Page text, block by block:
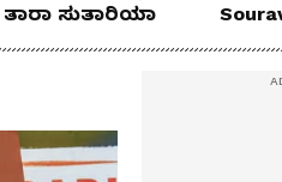
ಸುತಾರಿಯಾ
ಫಸ್ಟ್